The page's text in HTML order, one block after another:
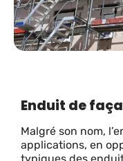
Enduit de
Malgré son nom,
applications, en
typiques des